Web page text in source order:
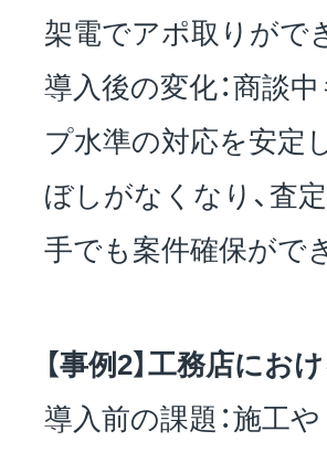
架電でアポ取りがで
導入後の変化：商談
プ水準の対応を安定
ぼしがなくなり、査
手でも案件確保がで
【事例2】工務店にお
導入前の課題：施工